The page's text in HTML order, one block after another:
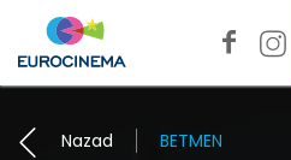
Nazad BETMEN